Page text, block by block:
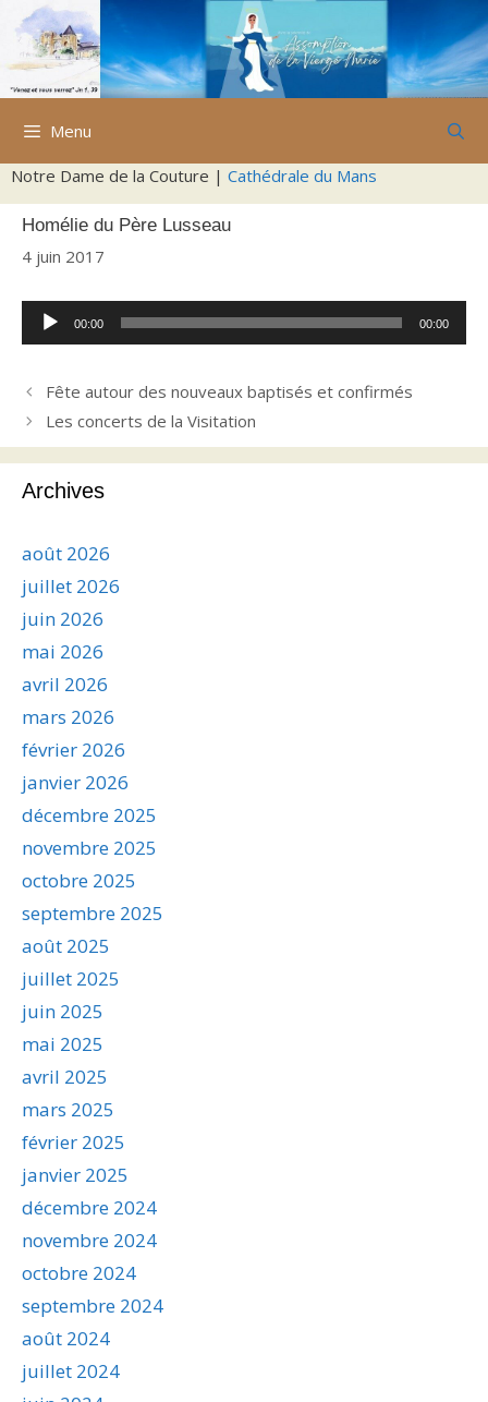
Aller
contenu
Menu
Notre Dame de la Couture | Cathédrale du Mans
Homélie du Père Lusseau
4 juin 2017
Lecteur
audio
00:00 00:00
Fête autour des nouveaux baptisés et confirmés
Les concerts de la Visitation
Archives
août 2026
juillet 2026
juin 2026
mai 2026
avril 2026
mars 2026
février 2026
janvier 2026
décembre 2025
novembre 2025
octobre 2025
septembre 2025
août 2025
juillet 2025
juin 2025
mai 2025
avril 2025
mars 2025
février 2025
janvier 2025
décembre 2024
novembre 2024
octobre 2024
septembre 2024
août 2024
juillet 2024